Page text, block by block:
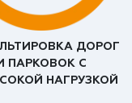
ДОРОГ
ПАРКОВОК С
НАГРУЗКОЙ